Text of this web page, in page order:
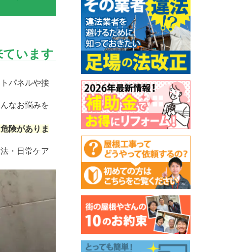
います
パネルや接
なお悩みを
険がありま
・日常ケア